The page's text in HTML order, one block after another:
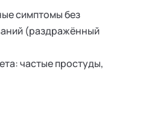
симптомы без
(раздражённый
частые простуды,